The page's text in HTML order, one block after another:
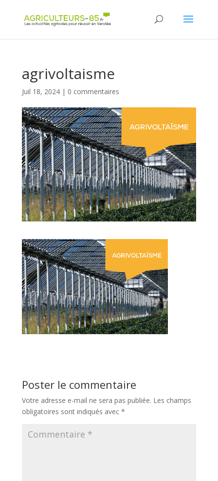
agrivoltaisme
Juil 18, 2024| 0 commentaires
Poster le commentaire
Votre adresse e-mail ne sera pas publiée. Les champs
obligatoires sont indiqués avec *